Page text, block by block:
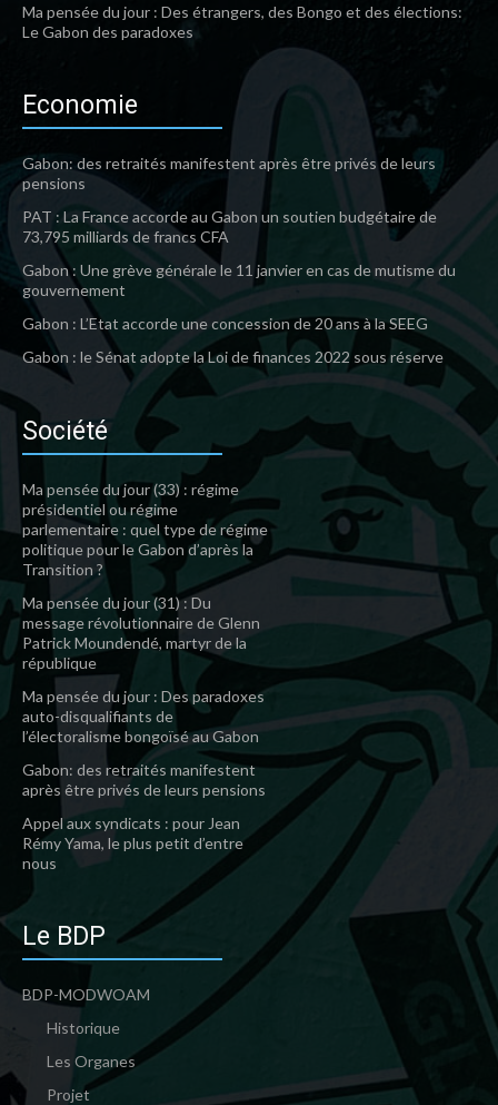
Ma pensée du jour : Des étrangers, des Bongo et des élections:
Le Gabon des paradoxes
Economie
Gabon: des retraités manifestent après être privés de leurs
pensions
PAT : La France accorde au Gabon un soutien budgétaire de
73,795 milliards de francs CFA
Gabon : Une grève générale le 11 janvier en cas de mutisme du
gouvernement
Gabon : L’Etat accorde une concession de 20 ans à la SEEG
Gabon : le Sénat adopte la Loi de finances 2022 sous réserve
Société
Ma pensée du jour (33) : régime
présidentiel ou régime
parlementaire : quel type de régime
politique pour le Gabon d’après la
Transition ?
Ma pensée du jour (31) : Du
message révolutionnaire de Glenn
Patrick Moundendé, martyr de la
république
Ma pensée du jour : Des paradoxes
auto-disqualifiants de
l’électoralisme bongoïsé au Gabon
Gabon: des retraités manifestent
après être privés de leurs pensions
Appel aux syndicats : pour Jean
Rémy Yama, le plus petit d’entre
nous
Le BDP
BDP-MODWOAM
Historique
Les Organes
Projet